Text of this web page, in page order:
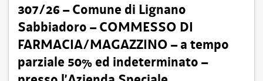
307/26 – Comune di Lignano
Sabbiadoro – COMMESSO DI
FARMACIA/MAGAZZINO – a tempo
parziale 50% ed indeterminato –